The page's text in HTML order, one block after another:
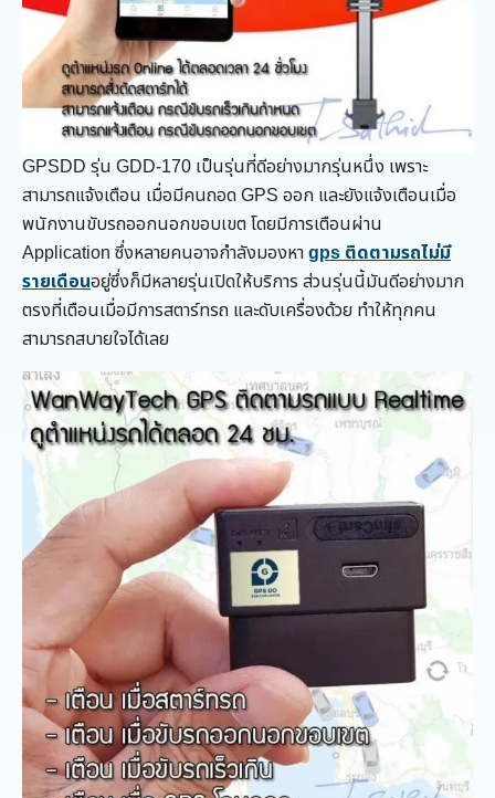
GPSDD รุ่น GDD-170 เป็นรุ่นที่ดีอย่างมากรุ่นหนึ่ง เพราะ
สามารถแจ้งเตือน เมื่อมีคนถอด GPS ออก และยังแจ้งเตือนเมื่อ
พนักงานขับรถออกนอกขอบเขต โดยมีการเตือนผ่าน
Application ซึ่งหลายคนอาจกำลังมองหาgps ติดตามรถไม่มี
รายเดือนอยู่ซึ่งก็มีหลายรุ่นเปิดให้บริการ ส่วนรุ่นนี้มันดีอย่างมาก
ตรงที่เตือนเมื่อมีการสตาร์ทรถ และดับเครื่องด้วย ทำให้ทุกคน
สามารถสบายใจได้เลย